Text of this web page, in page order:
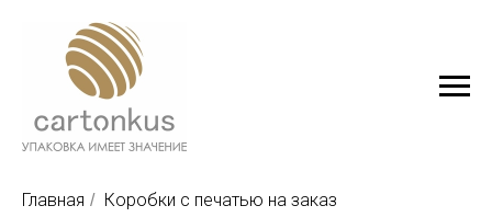
Главная / Коробки с печатью на заказ